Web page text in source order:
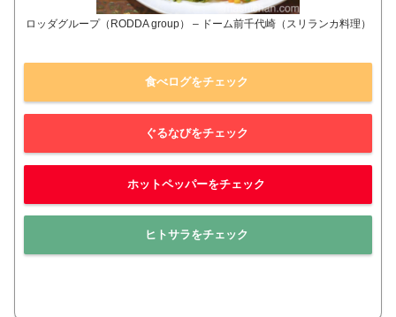
ロッダグループ（RODDA group） – ドーム前千代崎（スリランカ料理）
食べログをチェック
ぐるなびをチェック
ホットペッパーをチェック
ヒトサラをチェック